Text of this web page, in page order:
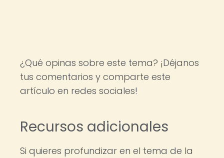
¿Qué opinas sobre este tema? ¡Déjanos
tus comentarios y comparte este
artículo en redes sociales!
Recursos adicionales
Si quieres profundizar en el tema de la